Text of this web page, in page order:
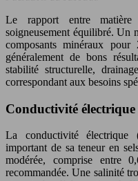
Le rapport entre
soigneusement équilibré. Un
composants minéraux
généralement de bons
stabilité structurelle,
correspondant aux besoins
Conductivité
La conductivité
important de sa teneur en
modérée, comprise entre
recommandée. Une salinité